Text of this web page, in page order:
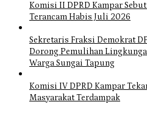
Komisi II DPRD Kampar
Terancam Habis Juli 2026
Sekretaris Fraksi Demokrat
Dorong Pemulihan
Warga Sungai Tapung
Komisi IV DPRD Kampar
Masyarakat Terdampak